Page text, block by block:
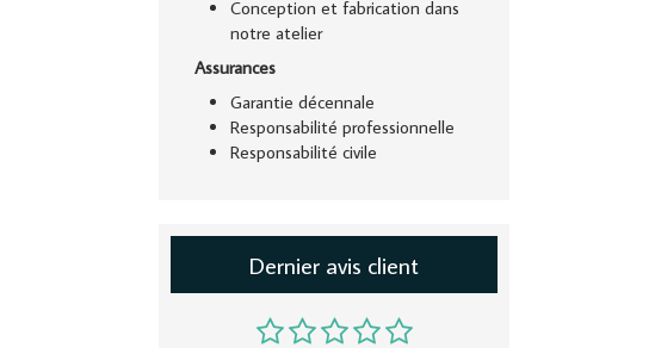
Conception et fabrication dans
notre atelier
Assurances
Garantie décennale
Responsabilité professionnelle
Responsabilité civile
Dernier avis client